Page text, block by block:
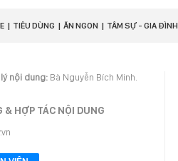
TIÊU DÙNG ĂN NGON TÂM SỰ - GIA ĐÌNH
nội dung: Bà Nguyễn Bích Minh.
& HỢP TÁC NỘI DUNG